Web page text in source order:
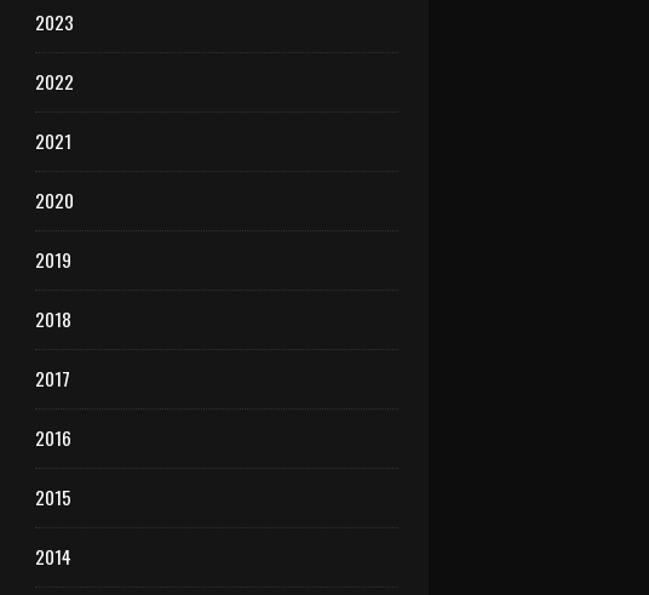
2023
2022
2021
2020
2019
2018
2017
2016
2015
2014